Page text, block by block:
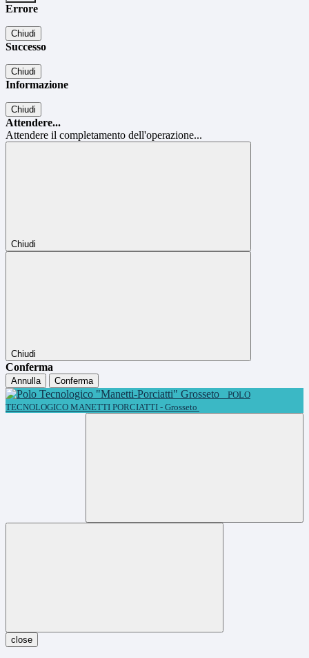
Errore
Chiudi
Successo
Chiudi
Informazione
Chiudi
Attendere...
Attendere il completamento dell'operazione...
Chiudi
Chiudi
Conferma
Annulla
Conferma
POLO
TECNOLOGICO MANETTI PORCIATTI - Grosseto
close